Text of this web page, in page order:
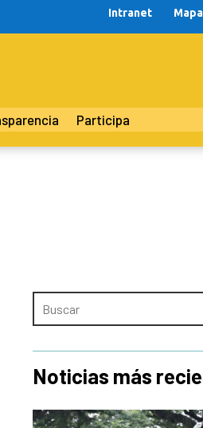
Intranet
Participa
Noticias más